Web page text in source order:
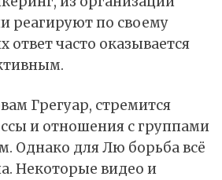
реагируют по своему
ответ часто оказывается
Грегуар, стремится
и отношения с группами
Однако для Лю борьба всё
Некоторые видео и